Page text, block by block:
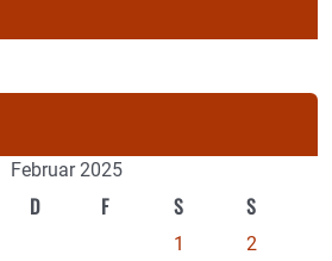
Februar 2025
D F S S
1
2